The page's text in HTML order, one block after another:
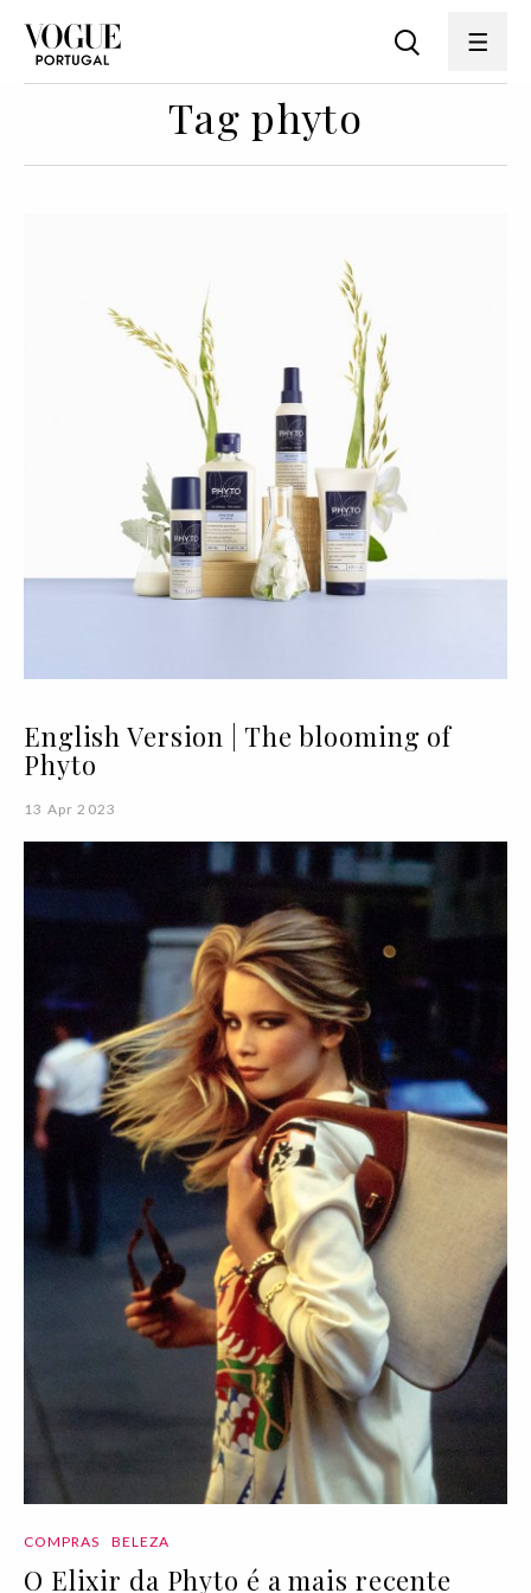
Tag phyto
English Version | The blooming of
Phyto
13 Apr 2023
COMPRAS BELEZA
O Elixir da Phyto é a mais recente